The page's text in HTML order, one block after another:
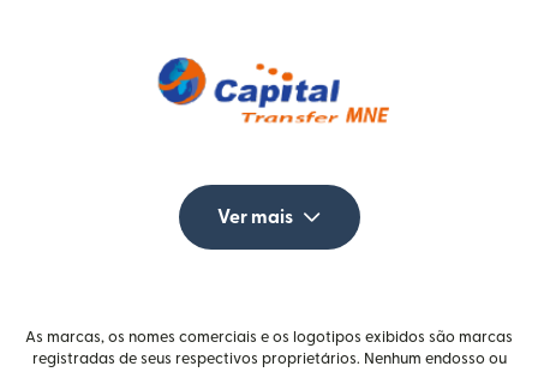
Ver mais
As marcas, os nomes comerciais e os logotipos exibidos são marcas
registradas de seus respectivos proprietários. Nenhum endosso ou